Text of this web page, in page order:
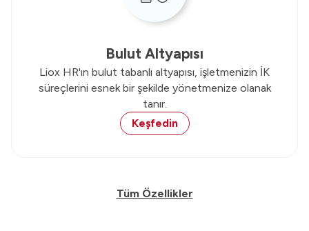
Bulut Altyapısı
Liox HR'ın bulut tabanlı altyapısı, işletmenizin İK
süreçlerini esnek bir şekilde yönetmenize olanak
tanır.
Keşfedin
Tüm Özellikler